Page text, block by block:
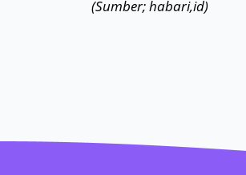
(Sumber; habari,id)